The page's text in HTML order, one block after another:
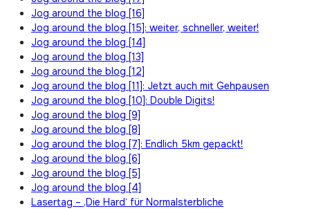
Jog around the blog [16]
Jog around the blog [15]: weiter, schneller, weiter!
Jog around the blog [14]
Jog around the blog [13]
Jog around the blog [12]
Jog around the blog [11]: Jetzt auch mit Gehpausen
Jog around the blog [10]: Double Digits!
Jog around the blog [9]
Jog around the blog [8]
Jog around the blog [7]: Endlich 5km gepackt!
Jog around the blog [6]
Jog around the blog [5]
Jog around the blog [4]
Lasertag – ‚Die Hard‘ für Normalsterbliche